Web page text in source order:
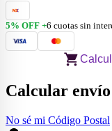
5% OFF +6 cuotas sin
Calcular envío
No sé mi Código Postal